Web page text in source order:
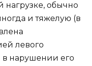
нагрузке, обычно
и тяжелую (в
левого
нарушении его